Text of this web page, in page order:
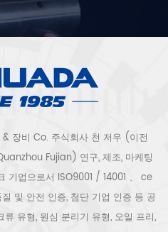
장비 Co. 주식회사 천 저우 (이전
Fujian) 연구, 제조, 마케팅
기업으로서 ISO9001 / 14001 、 ce
및 안전 인증, 첨단 기업 인증 등 공
유형, 원심 분리기 유형, 오일 프리,